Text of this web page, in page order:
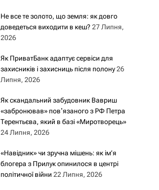
Не все те золото, що земля: як довго
доведеться виходити в кеш? 27 Липня,
2026
Як ПриватБанк адаптує сервіси для
захисників і захисниць після полону 26
Липня, 2026
Як скандальний забудовник Вавриш
«забронював» повʼязаного з РФ Петра
Терентьєва, який в базі «Миротворець»
24 Липня, 2026
«Навідник» чи зручна мішень: як ім’я
блогера з Прилук опинилося в центрі
політичної війни 22 Липня, 2026